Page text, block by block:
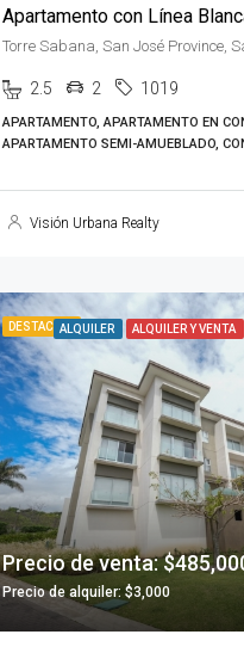
2.5 2 1019
APARTAMENTO, APARTAMENTO EN
APARTAMENTO SEMI-AMUEBLADO,
Visión Urbana Realty
DESTACADAALQUILER ALQUILER Y VENTA
Precio de venta:
Precio de alquiler: $3,000